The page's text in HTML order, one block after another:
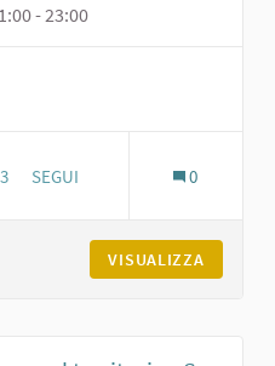
- 23:00
3 3 SOSTENITORI
SEGUI 0
VISUALIZZA